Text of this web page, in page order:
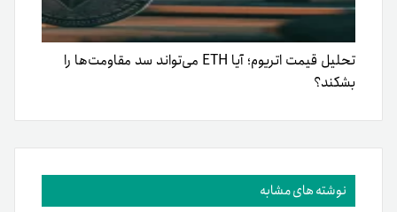
تحلیل قیمت اتریوم؛ آیا ETH می‌تواند سد مقاومت‌ها را
بشکند؟
نوشته های مشابه